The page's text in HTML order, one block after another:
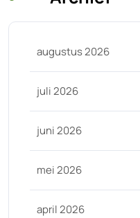
augustus 2026
juli 2026
juni 2026
mei 2026
april 2026